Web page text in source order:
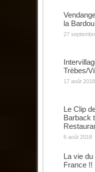
la
27
Trèbes/
17 août 2018
Le Clip
Barback
6 août 2018
La vie du
France !!